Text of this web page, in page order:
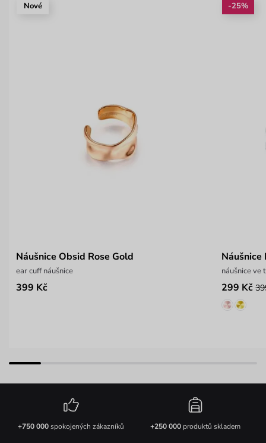
Nové
Náušnice Obsid Rose Gold
ear cuff náušnice
399 Kč
-25%
Náušnice
náušnice
299 Kč
+750 000spokojených zákazníků +250 000produktů skladem